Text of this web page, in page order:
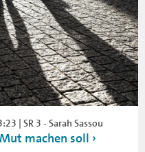
| SR 3 - Sarah Sassou
machen soll